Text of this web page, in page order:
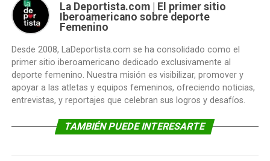
La Deportista.com | El primer sitio
Iberoamericano sobre deporte
Femenino
Desde 2008, LaDeportista.com se ha consolidado como el
primer sitio iberoamericano dedicado exclusivamente al
deporte femenino. Nuestra misión es visibilizar, promover y
apoyar a las atletas y equipos femeninos, ofreciendo noticias,
entrevistas, y reportajes que celebran sus logros y desafíos.
TAMBIÉN PUEDE INTERESARTE